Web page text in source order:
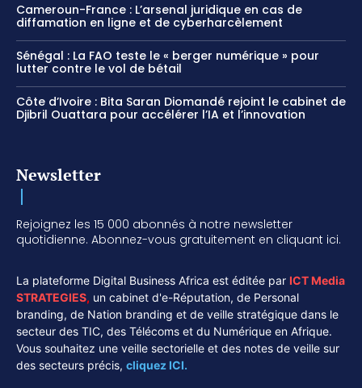
Cameroun-France : L’arsenal juridique en cas de
diffamation en ligne et de cyberharcèlement
Sénégal : La FAO teste le « berger numérique » pour
lutter contre le vol de bétail
Côte d’Ivoire : Bita Saran Diomandé rejoint le cabinet de
Djibril Ouattara pour accélérer l’IA et l’innovation
Newsletter
Rejoignez les 15 000 abonnés à notre newsletter
quotidienne. Abonnez-vous gratuitement en cliquant ici.
La plateforme Digital Business Africa est éditée par ICT Media
STRATEGIES, un cabinet d'e-Réputation, de Personal
branding, de Nation branding et de veille stratégique dans le
secteur des TIC, des Télécoms et du Numérique en Afrique.
Vous souhaitez une veille sectorielle et des notes de veille sur
des secteurs précis, cliquez ICI.